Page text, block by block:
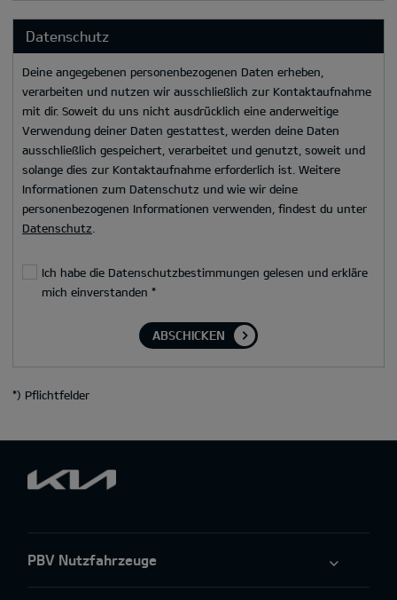
Datenschutz
Deine angegebenen personenbezogenen Daten erheben,
verarbeiten und nutzen wir ausschließlich zur Kontaktaufnahme
mit dir. Soweit du uns nicht ausdrücklich eine anderweitige
Verwendung deiner Daten gestattest, werden deine Daten
ausschließlich gespeichert, verarbeitet und genutzt, soweit und
solange dies zur Kontaktaufnahme erforderlich ist. Weitere
Informationen zum Datenschutz und wie wir deine
personenbezogenen Informationen verwenden, findest du unter
Datenschutz
Ich habe die Datenschutzbestimmungen gelesen und erkläre
mich einverstanden *
ABSCHICKEN
*) Pflichtfelder
PBV Nutzfahrzeuge